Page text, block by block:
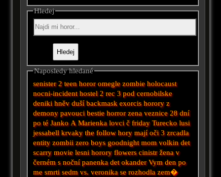
Hledej
Naposledy hledané
senister 2 teen horor omegle zombie holocaust
nocni-incident hostel 2 rec 3 podcernobilske
deniki hněv duší backmask exorcis horory z
demony pavouci bestie horror zena veznice 28 dní
po té Janko A Marienka lovci č friday Turecko lusi
jessabell krvaky the follow hory mají oči 3 zrcadla
entity zombii zero boys goodnight mom volkin det
scarry movie lesni hororyflowers cinistr žena v
černém s nočnípanenka det okander Vym den po
me smrti sedm vs. veronika se rozhodla zem�